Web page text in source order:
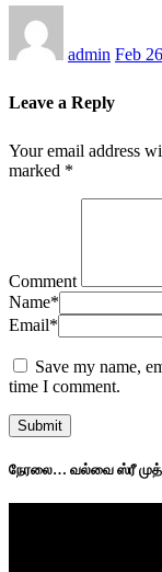
admin Feb
Leave a Reply
Your email address
marked *
Comment
Name*
Email*
Save my name,
time I comment.
நேரலை… வல்வை ஸ்ரீ